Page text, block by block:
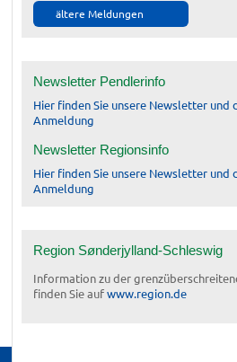
ältere Meldungen
Newsletter Pendlerinfo
Hier finden Sie unsere Newsletter und
Anmeldung
Newsletter Regionsinfo
Hier finden Sie unsere Newsletter und
Anmeldung
Region Sønderjylland-Schleswig
Information zu der
finden Sie aufwww.region.de